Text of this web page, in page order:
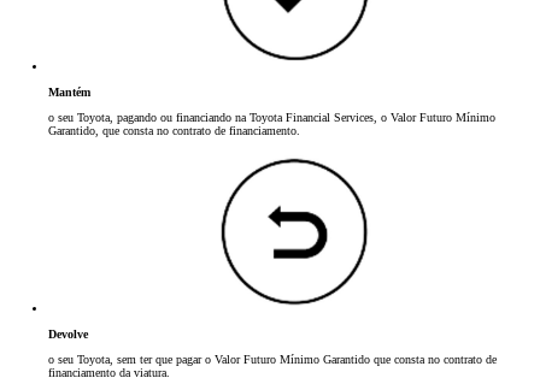
Mantém
o seu Toyota, pagando ou financiando na Toyota Financial Services, o Valor Futuro Mínimo
Garantido, que consta no contrato de financiamento.
Devolve
o seu Toyota, sem ter que pagar o Valor Futuro Mínimo Garantido que consta no contrato de
financiamento da viatura.